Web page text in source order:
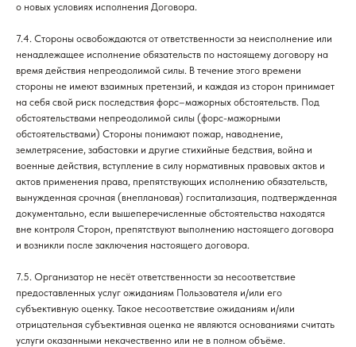
о новых условиях исполнения Договора.
7.4. Стороны освобождаются от ответственности за неисполнение или
ненадлежащее исполнение обязательств по настоящему договору на
время действия непреодолимой силы. В течение этого времени
стороны не имеют взаимных претензий, и каждая из сторон принимает
на себя свой риск последствия форс–мажорных обстоятельств. Под
обстоятельствами непреодолимой силы (форс-мажорными
обстоятельствами) Стороны понимают пожар, наводнение,
землетрясение, забастовки и другие стихийные бедствия, война и
военные действия, вступление в силу нормативных правовых актов и
актов применения права, препятствующих исполнению обязательств,
вынужденная срочная (внеплановая) госпитализация, подтвержденная
документально, если вышеперечисленные обстоятельства находятся
вне контроля Сторон, препятствуют выполнению настоящего договора
и возникли после заключения настоящего договора.
7.5. Организатор не несёт ответственности за несоответствие
предоставленных услуг ожиданиям Пользователя и/или его
субъективную оценку. Такое несоответствие ожиданиям и/или
отрицательная субъективная оценка не являются основаниями считать
услуги оказанными некачественно или не в полном объёме.
Публичные оферты
Архив оферт
Let’s create your website
ОГРНИП 318774600259658